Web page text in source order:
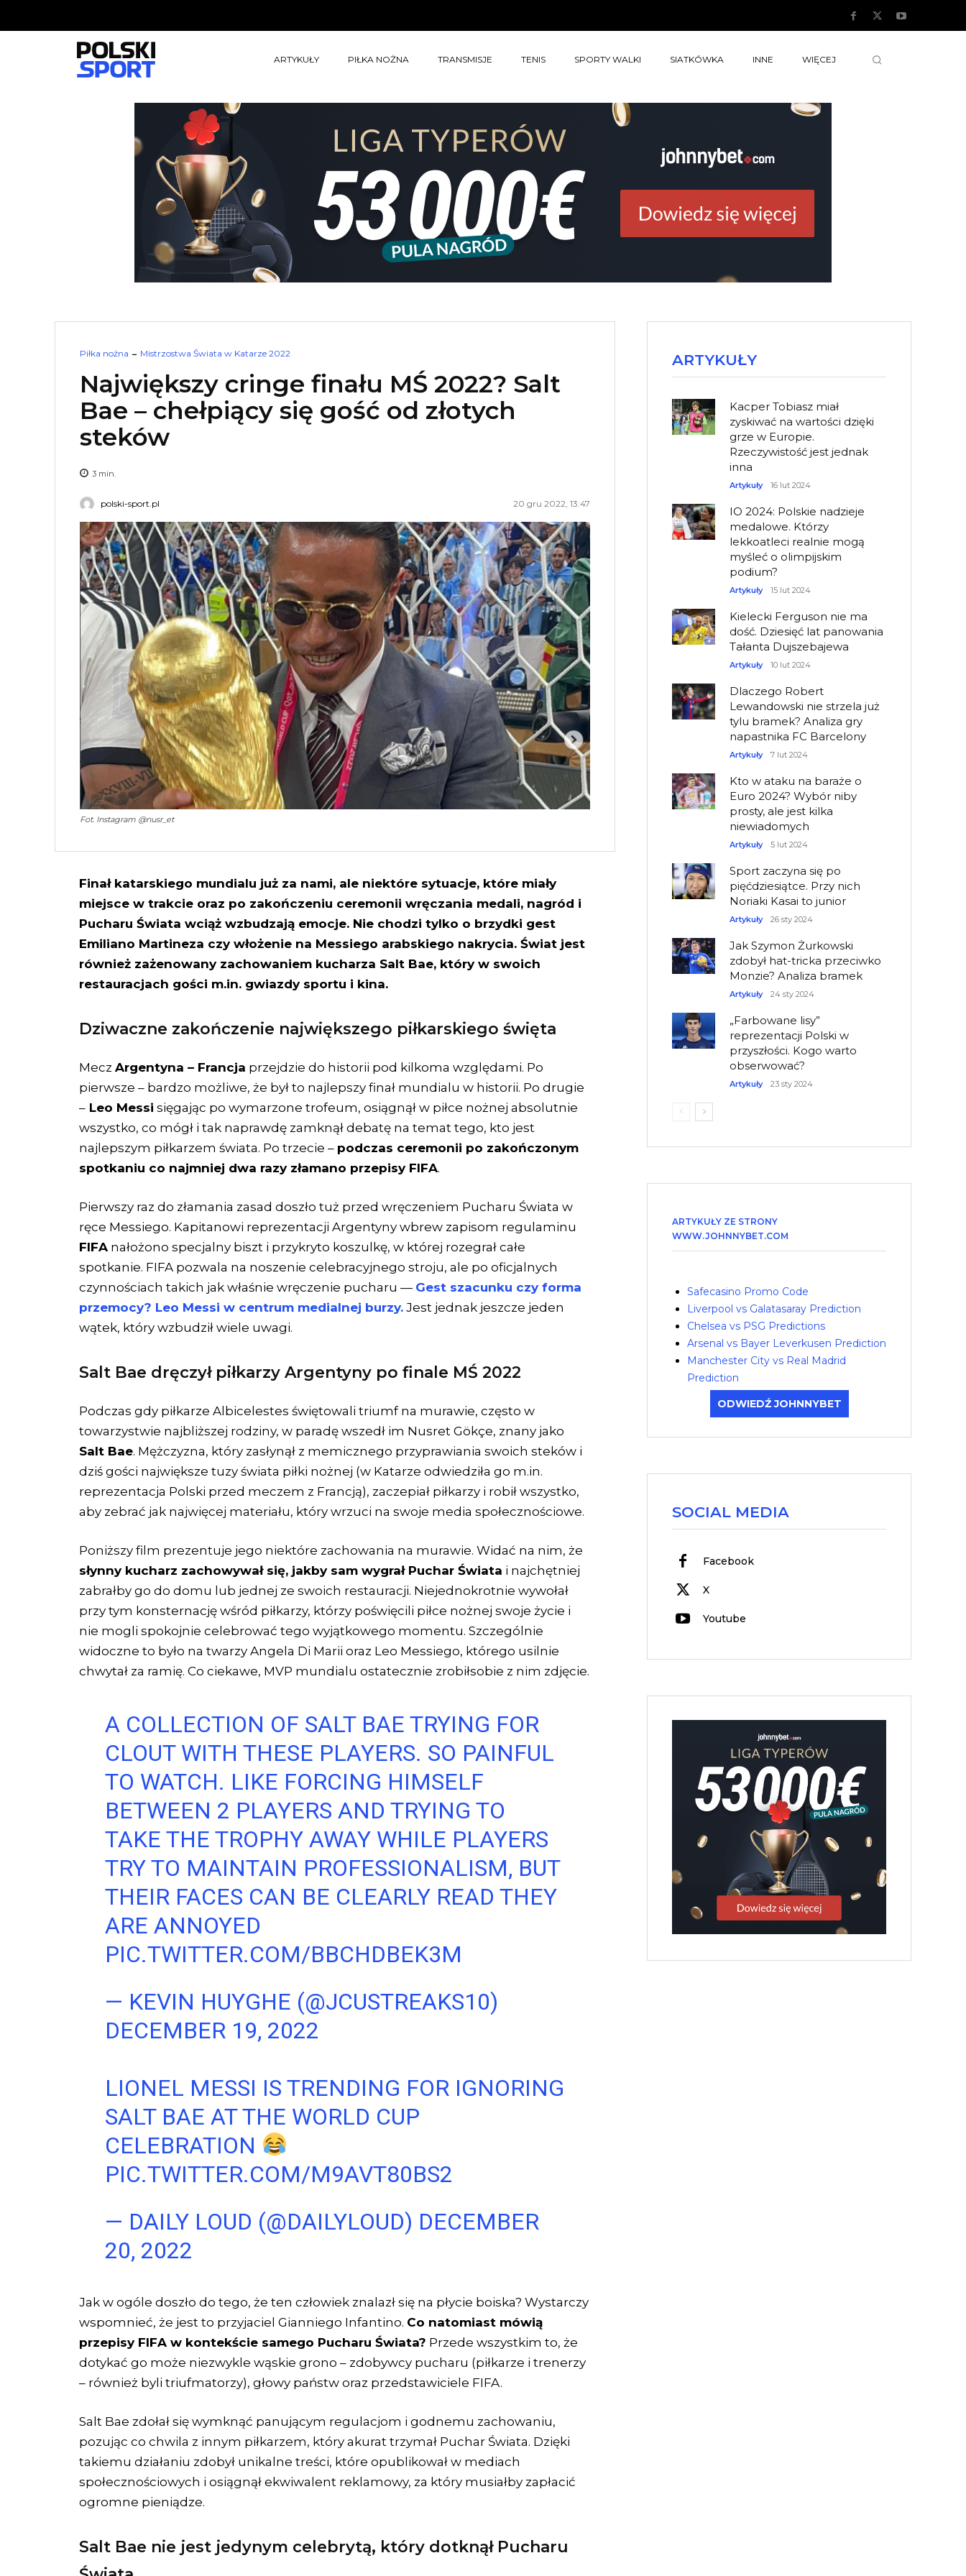
ARTYKUŁY PIŁKA NOŻNA TRANSMISJE TENIS SPORTY WALKI SIATKÓWKA INNE WIĘCEJ
Piłka nożna Mistrzostwa Świata w Katarze 2022
Największy cringe finału MŚ 2022? Salt
Bae – chełpiący się gość od złotych
steków
3 min.
polski-sport.pl 20 gru 2022, 13:47
Fot. Instagram @nusr_et
Finał katarskiego mundialu już za nami, ale niektóre sytuacje, które miały
miejsce w trakcie oraz po zakończeniu ceremonii wręczania medali, nagród i
Pucharu Świata wciąż wzbudzają emocje. Nie chodzi tylko o brzydki gest
Emiliano Martineza czy włożenie na Messiego arabskiego nakrycia. Świat jest
również zażenowany zachowaniem kucharza Salt Bae, który w swoich
restauracjach gości m.in. gwiazdy sportu i kina.
Dziwaczne zakończenie największego piłkarskiego święta
Mecz Argentyna – Francja przejdzie do historii pod kilkoma względami. Po
pierwsze – bardzo możliwe, że był to najlepszy finał mundialu w historii. Po drugie
– Leo Messi sięgając po wymarzone trofeum, osiągnął w piłce nożnej absolutnie
wszystko, co mógł i tak naprawdę zamknął debatę na temat tego, kto jest
najlepszym piłkarzem świata. Po trzecie – podczas ceremonii po zakończonym
spotkaniu co najmniej dwa razy złamano przepisy FIFA.
Pierwszy raz do złamania zasad doszło tuż przed wręczeniem Pucharu Świata w
ręce Messiego. Kapitanowi reprezentacji Argentyny wbrew zapisom regulaminu
FIFA nałożono specjalny biszt i przykryto koszulkę, w której rozegrał całe
spotkanie. FIFA pozwala na noszenie celebracyjnego stroju, ale po oficjalnych
czynnościach takich jak właśnie wręczenie pucharu — Gest szacunku czy forma
przemocy? Leo Messi w centrum medialnej burzy. Jest jednak jeszcze jeden
wątek, który wzbudził wiele uwagi.
Salt Bae dręczył piłkarzy Argentyny po finale MŚ 2022
Podczas gdy piłkarze Albicelestes świętowali triumf na murawie, często w
towarzystwie najbliższej rodziny, w paradę wszedł im Nusret Gökçe, znany jako
Salt Bae. Mężczyzna, który zasłynął z memicznego przyprawiania swoich steków i
dziś gości największe tuzy świata piłki nożnej (w Katarze odwiedziła go m.in.
reprezentacja Polski przed meczem z Francją), zaczepiał piłkarzy i robił wszystko,
aby zebrać jak najwięcej materiału, który wrzuci na swoje media społecznościowe.
Poniższy film prezentuje jego niektóre zachowania na murawie. Widać na nim, że
słynny kucharz zachowywał się, jakby sam wygrał Puchar Świata i najchętniej
zabrałby go do domu lub jednej ze swoich restauracji. Niejednokrotnie wywołał
przy tym konsternację wśród piłkarzy, którzy poświęcili piłce nożnej swoje życie i
nie mogli spokojnie celebrować tego wyjątkowego momentu. Szczególnie
widoczne to było na twarzy Angela Di Marii oraz Leo Messiego, którego usilnie
chwytał za ramię. Co ciekawe, MVP mundialu ostatecznie zrobiłsobie z nim zdjęcie.
A COLLECTION OF SALT BAE TRYING FOR
CLOUT WITH THESE PLAYERS. SO PAINFUL
TO WATCH. LIKE FORCING HIMSELF
BETWEEN 2 PLAYERS AND TRYING TO
TAKE THE TROPHY AWAY WHILE PLAYERS
TRY TO MAINTAIN PROFESSIONALISM, BUT
THEIR FACES CAN BE CLEARLY READ THEY
ARE ANNOYED
PIC.TWITTER.COM/BBCHDBEK3M
— KEVIN HUYGHE (@JCUSTREAKS10)
DECEMBER 19, 2022
LIONEL MESSI IS TRENDING FOR IGNORING
SALT BAE AT THE WORLD CUP
CELEBRATION
PIC.TWITTER.COM/M9AVT80BS2
— DAILY LOUD (@DAILYLOUD) DECEMBER
20, 2022
Jak w ogóle doszło do tego, że ten człowiek znalazł się na płycie boiska? Wystarczy
wspomnieć, że jest to przyjaciel Gianniego Infantino. Co natomiast mówią
przepisy FIFA w kontekście samego Pucharu Świata? Przede wszystkim to, że
dotykać go może niezwykle wąskie grono – zdobywcy pucharu (piłkarze i trenerzy
– również byli triufmatorzy), głowy państw oraz przedstawiciele FIFA.
Salt Bae zdołał się wymknąć panującym regulacjom i godnemu zachowaniu,
pozując co chwila z innym piłkarzem, który akurat trzymał Puchar Świata. Dzięki
takiemu działaniu zdobył unikalne treści, które opublikował w mediach
społecznościowych i osiągnął ekwiwalent reklamowy, za który musiałby zapłacić
ogromne pieniądze.
Salt Bae nie jest jedynym celebrytą, który dotknął Pucharu
ARTYKUŁY
Kacper Tobiasz miał
zyskiwać na wartości dzięki
grze w Europie.
Rzeczywistość jest jednak
inna
Artykuły 16 lut 2024
IO 2024: Polskie nadzieje
medalowe. Którzy
lekkoatleci realnie mogą
myśleć o olimpijskim
podium?
Artykuły 15 lut 2024
Kielecki Ferguson nie ma
dość. Dziesięć lat panowania
Tałanta Dujszebajewa
Artykuły 10 lut 2024
Dlaczego Robert
Lewandowski nie strzela już
tylu bramek? Analiza gry
napastnika FC Barcelony
Artykuły 7 lut 2024
Kto w ataku na baraże o
Euro 2024? Wybór niby
prosty, ale jest kilka
niewiadomych
Artykuły 5 lut 2024
Sport zaczyna się po
pięćdziesiątce. Przy nich
Noriaki Kasai to junior
Artykuły 26 sty 2024
Jak Szymon Żurkowski
zdobył hat-tricka przeciwko
Monzie? Analiza bramek
Artykuły 24 sty 2024
„Farbowane lisy”
reprezentacji Polski w
przyszłości. Kogo warto
obserwować?
Artykuły 23 sty 2024
ARTYKUŁY ZE STRONY
WWW.JOHNNYBET.COM
Safecasino Promo Code
Liverpool vs Galatasaray Prediction
Chelsea vs PSG Predictions
Arsenal vs Bayer Leverkusen Prediction
Manchester City vs Real Madrid
Prediction
ODWIEDŹ JOHNNYBET
SOCIAL MEDIA
Facebook
X
Youtube